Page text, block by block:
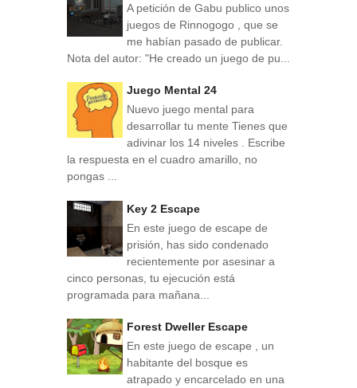
A petición de Gabu publico unos
juegos de Rinnogogo , que se
me habían pasado de publicar.
Nota del autor: "He creado un juego de pu...
Juego Mental 24
Nuevo juego mental para
desarrollar tu mente Tienes que
adivinar los 14 niveles . Escribe
la respuesta en el cuadro amarillo, no
pongas ...
Key 2 Escape
En este juego de escape de
prisión, has sido condenado
recientemente por asesinar a
cinco personas, tu ejecución está
programada para mañana...
Forest Dweller Escape
En este juego de escape , un
habitante del bosque es
atrapado y encarcelado en una